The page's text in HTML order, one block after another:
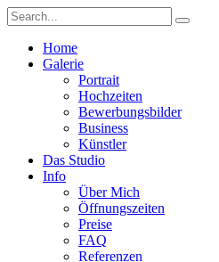
Home
Galerie
Portrait
Hochzeiten
Bewerbungsbilder
Business
Künstler
Das Studio
Info
Über Mich
Öffnungszeiten
Preise
FAQ
Referenzen